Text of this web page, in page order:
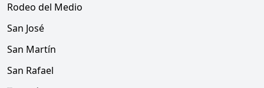
Rodeo del Medio
San José
San Martín
San Rafael